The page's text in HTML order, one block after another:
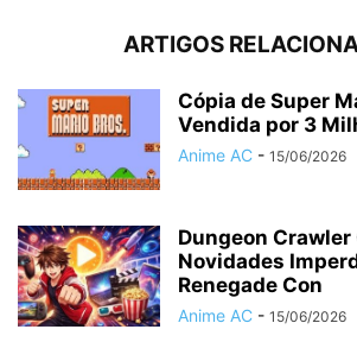
ARTIGOS
Cópia de Super
Vendida por 3
Anime AC - 15/06/2026
Dungeon Crawler
Novidades
Renegade Con
Anime AC - 15/06/2026